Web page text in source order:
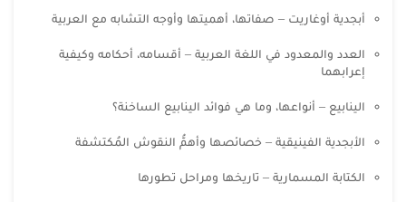
أبجدية أوغاريت – صفاتها، أهميتها وأوجه التشابه مع العربية
العدد والمعدود في اللغة العربية – أقسامه، أحكامه وكيفية
إعرابهما
الينابيع – أنواعها، وما هي فوائد الينابيع الساخنة؟
الأبجدية الفينيقية – خصائصها وأهمُّ النقوش المُكتشفة
الكتابة المسمارية – تاريخها ومراحل تطورها